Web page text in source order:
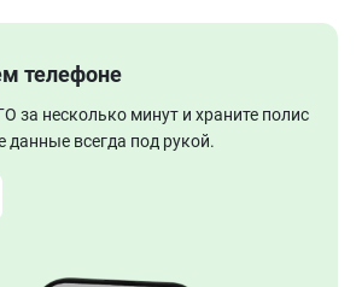
телефоне
за несколько минут и храните полис
данные всегда под рукой.